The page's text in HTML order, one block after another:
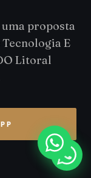
proposta
E
Litoral